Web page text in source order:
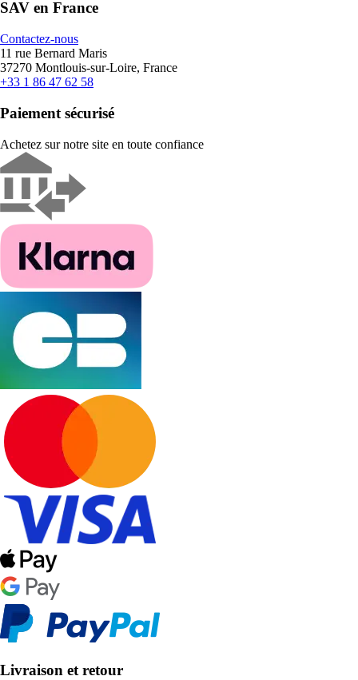
SAV en France
Contactez-nous
11 rue Bernard Maris
37270 Montlouis-sur-Loire, France
+33 1 86 47 62 58
Paiement sécurisé
Achetez sur notre site en toute confiance
Livraison et retour